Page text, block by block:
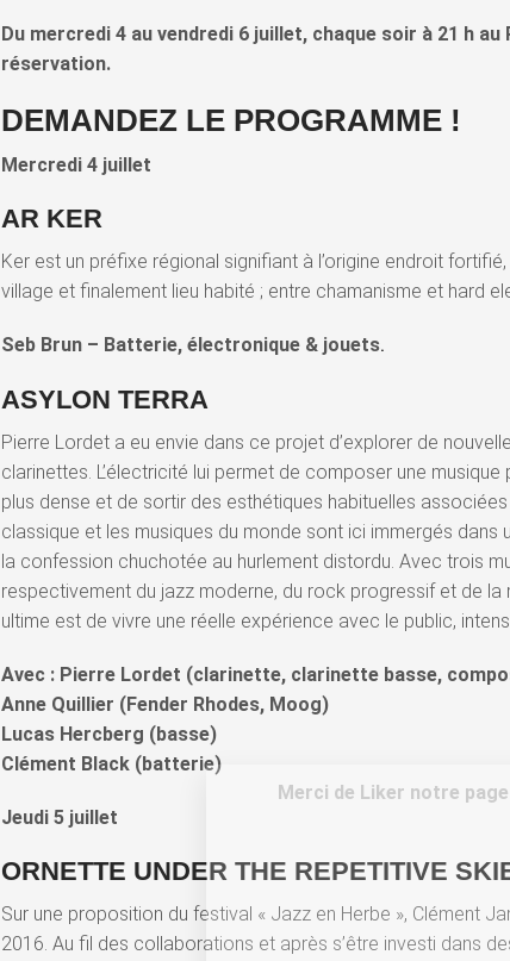
Du mercredi 4 au vendredi 6 juillet, chaque soir à 21 h au
réservation.
DEMANDEZ LE PROGRAMME !
Mercredi 4 juillet
AR KER
Ker est un préfixe régional signifiant à l’origine endroit
village et finalement lieu habité ; entre chamanisme et hard
Seb Brun – Batterie, électronique & jouets.
ASYLON TERRA
Pierre Lordet a eu envie dans ce projet d’explorer de
clarinettes. L’électricité lui permet de composer une musique
plus dense et de sortir des esthétiques habituelles
classique et les musiques du monde sont ici immergés dans
la confession chuchotée au hurlement distordu. Avec trois
respectivement du jazz moderne, du rock progressif et de la
ultime est de vivre une réelle expérience avec le public,
Avec : Pierre Lordet (clarinette, clarinette basse,
Anne Quillier (Fender Rhodes, Moog)
Lucas Hercberg (basse)
Clément Black (batterie)
Jeudi 5 juillet
ORNETTE UNDER THE REPETITIVE
Sur une proposition du festival « Jazz en Herbe », Clément
2016. Au fil des collaborations et après s’être investi dans
Merci de Liker notre